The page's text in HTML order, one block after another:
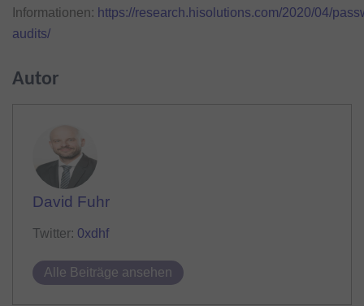
Informationen: https://research.hisolutions.com/2020/04/
audits/
Autor
David Fuhr
Twitter: 0xdhf
Alle Beiträge ansehen